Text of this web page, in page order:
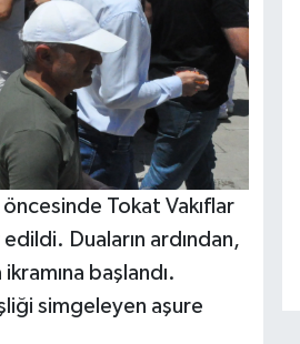
öncesinde Tokat Vakıflar
Duaların ardından,
başlandı.
simgeleyen aşure